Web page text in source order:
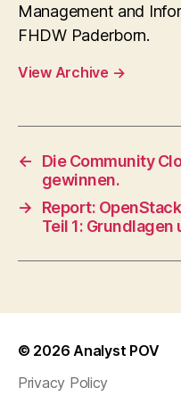
Management and
FHDW Paderborn.
View Archive →
←
Die Community
gewinnen.
→
Report:
Teil 1:
© 2026Analyst POV
Privacy Policy